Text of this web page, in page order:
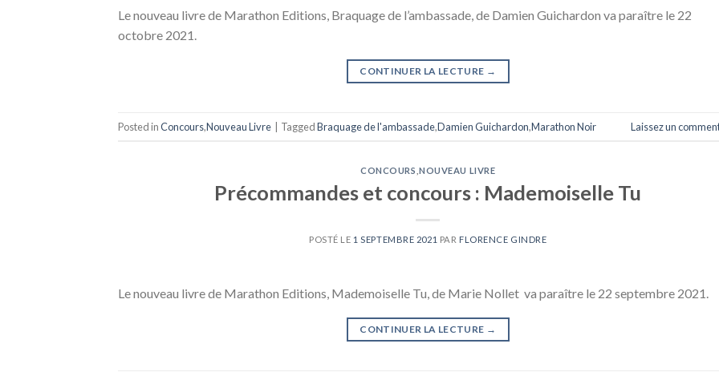
Le nouveau livre de Marathon Editions, Braquage de l’ambassade, de Damien Guichardon va paraître le 22
octobre 2021.
CONTINUER LA LECTURE →
Posted inConcours,Nouveau Livre TaggedBraquage de l'ambassade,Damien Guichardon,Marathon Noir Laissez un
CONCOURS ,NOUVEAU LIVRE
Précommandes et concours : Mademoiselle Tu
POSTÉ LE 1 SEPTEMBRE 2021 PAR FLORENCE GINDRE
Le nouveau livre de Marathon Editions, Mademoiselle Tu, de Marie Nollet va paraître le 22 septembre 2021.
CONTINUER LA LECTURE →